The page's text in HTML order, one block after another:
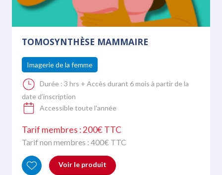
TOMOSYNTHÈSE MAMMAIRE
Imagerie de la femme
Durée : 3 hrs + Accès durant 6 mois à partir de la
date d’inscription
Accessible toute l'année
Tarif membres : 200€ TTC
Tarif non membres : 400€ TTC
Voir le produit